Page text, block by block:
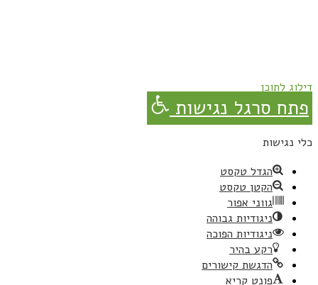
דילוג לתוכן
פתח סרגל נגישות
כלי נגישות
הגדל טקסט
הקטן טקסט
גווני אפור
ניגודיות גבוהה
ניגודיות הפוכה
רקע בהיר
הדגשת קישורים
פונט קריא